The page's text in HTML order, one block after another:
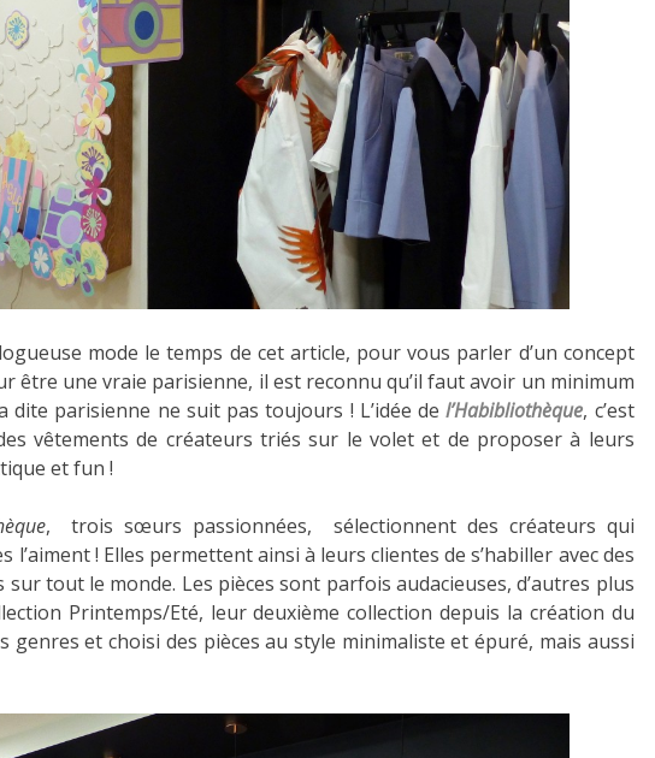
mode le temps de cet article, pour vous parler d’un concept
être une vraie parisienne, il est reconnu qu’il faut avoir un minimum
dite parisienne ne suit pas toujours ! L’idée del’Habibliothèque, c’est
vêtements de créateurs triés sur le volet et de proposer à leurs
et fun !
, trois sœurs passionnées, sélectionnent des créateurs qui
l’aiment ! Elles permettent ainsi à leurs clientes de s’habiller avec des
sur tout le monde. Les pièces sont parfois audacieuses, d’autres plus
Printemps/Eté, leur deuxième collection depuis la création du
genres et choisi des pièces au style minimaliste et épuré, mais aussi